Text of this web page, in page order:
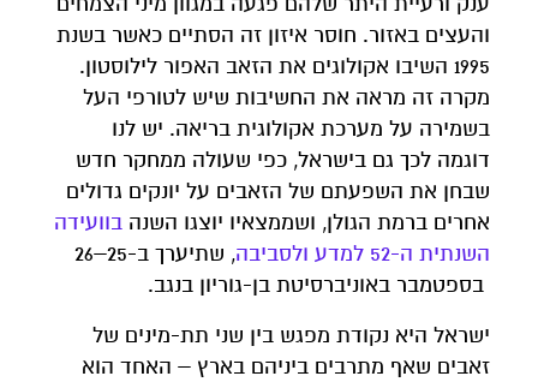
והעצים באזור. חוסר איזון זה הסתיים כאשר בשנת
1995 השיבו אקולוגים את הזאב האפור לילוסטון.
מקרה זה מראה את החשיבות שיש לטורפי העל
בשמירה על מערכת אקולוגית בריאה. יש לנו
דוגמה לכך גם בישראל, כפי שעולה ממחקר חדש
שבחן את השפעתם של הזאבים על יונקים גדולים
אחרים ברמת הגולן, ושממצאיו יוצגו השנה בוועידה
השנתית ה-52 למדע ולסביבה
, שתיערך ב-25–26
בספטמבר באוניברסיטת בן-גוריון בנגב.
ישראל היא נקודת מפגש בין שני תת-מינים של
זאבים שאף מתרבים ביניהם בארץ – האחד הוא